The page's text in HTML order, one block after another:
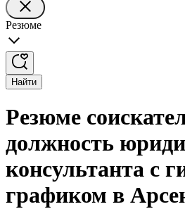
Резюме
Найти
Резюме
должность
консультанта с
графиком в